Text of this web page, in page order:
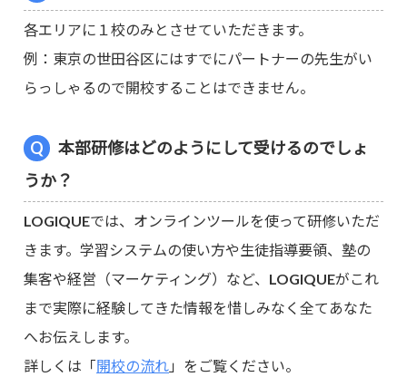
各エリアに１校のみとさせていただきます。
例：東京の世田谷区にはすでにパートナーの先生がい
らっしゃるので開校することはできません。
本部研修はどのようにして受けるのでしょ
うか？
LOGIQUEでは、オンラインツールを使って研修いただ
きます。学習システムの使い方や生徒指導要領、塾の
集客や経営（マーケティング）など、LOGIQUEがこれ
まで実際に経験してきた情報を惜しみなく全てあなた
へお伝えします。
詳しくは「開校の流れ 」をご覧ください。